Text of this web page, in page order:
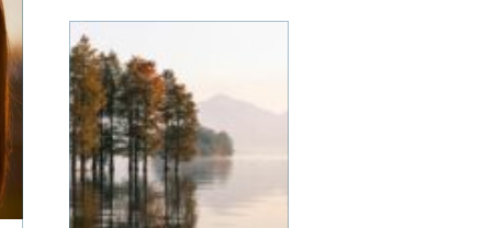
uden tvivl et sted, du bør
have på din bucket list.
Denne artikel er en
omfattende guide til en
rejse til Bali, der vil give
dig al...